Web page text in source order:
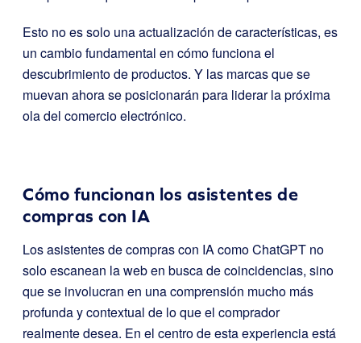
Esto no es solo una actualización de características, es
un cambio fundamental en cómo funciona el
descubrimiento de productos. Y las marcas que se
muevan ahora se posicionarán para liderar la próxima
ola del comercio electrónico.
Cómo funcionan los asistentes de
compras con IA
Los asistentes de compras con IA como ChatGPT no
solo escanean la web en busca de coincidencias, sino
que se involucran en una comprensión mucho más
profunda y contextual de lo que el comprador
realmente desea. En el centro de esta experiencia está